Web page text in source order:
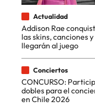
Actualidad
Addison Rae
las skins, canciones
llegarán al juego
Conciertos
CONCURSO:
dobles para el
en Chile 2026